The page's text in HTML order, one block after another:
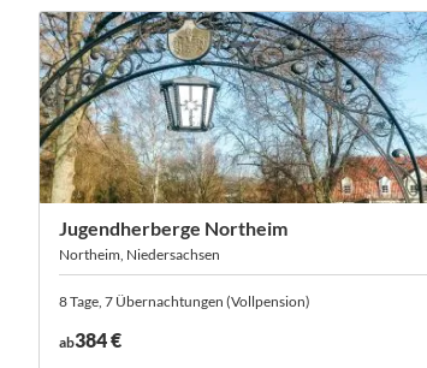
Jugendherberge Northeim
Northeim, Niedersachsen
8 Tage, 7 Übernachtungen (Vollpension)
ab384 €